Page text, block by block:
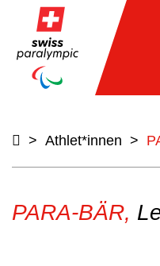
> Athlet*innen >
PARA-BÄR,